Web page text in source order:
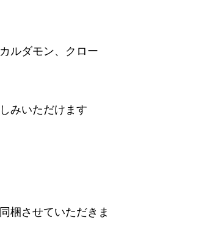
ルダモン、クロー
みいただけます
梱させていただきま